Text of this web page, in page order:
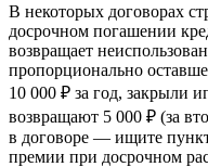
В некоторых договорах
досрочном погашении
возвращает
пропорционально
10 000 ₽ за год, закрыли
возвращают 5 000 ₽ (за
в договоре — ищите
премии при досрочном